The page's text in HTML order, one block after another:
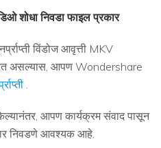
शोधा निवडा फाइल प्रकार
विंडोज आवृत्ती MKV
असल्यास, आपण Wondershare
आपण कार्यक्रम संवाद पासून
निवडणे आवश्यक आहे.